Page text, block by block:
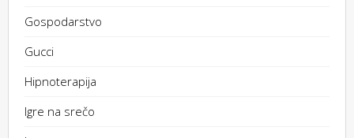
Gospodarstvo
Gucci
Hipnoterapija
Igre na srečo